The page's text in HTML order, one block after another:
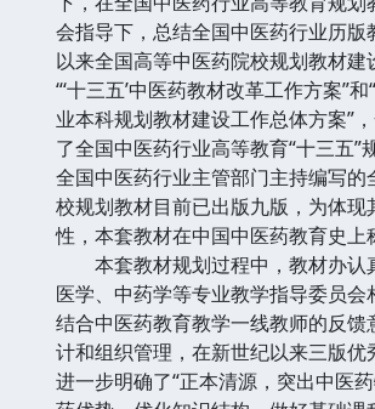
会指导下，总结全国中医药行业历版
以来全国高等中医药院校规划教材建
“‘十三五’中医药教材改革工作方案”和
业本科规划教材建设工作总体方案”
了全国中医药行业高等教育“十三五”
全国中医药行业主管部门主持编写的
校规划教材目前已出版九版，为体现
性，本套教材在中国中医药教育史上
本套教材规划过程中，教材办认
医学、中药学等专业教学指导委员会
结合中医药教育教学一线教师的反馈
计和组织管理，在新世纪以来三版优
进一步明确了“正本清源，突出中医